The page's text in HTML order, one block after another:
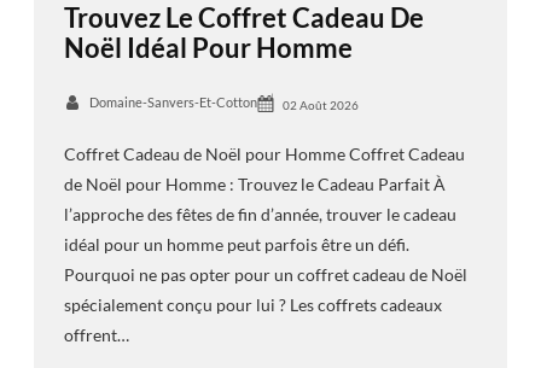
Trouvez Le Coffret Cadeau De
Noël Idéal Pour Homme
Domaine-Sanvers-Et-Cotton 02 Août 2026
Coffret Cadeau de Noël pour Homme Coffret Cadeau
de Noël pour Homme : Trouvez le Cadeau Parfait À
l’approche des fêtes de fin d’année, trouver le cadeau
idéal pour un homme peut parfois être un défi.
Pourquoi ne pas opter pour un coffret cadeau de Noël
spécialement conçu pour lui ? Les coffrets cadeaux
offrent…